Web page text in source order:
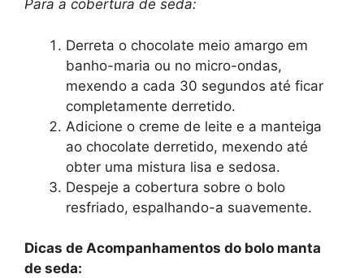
Para a cobertura de seda:
Derreta o chocolate meio amargo em
banho-maria ou no micro-ondas,
mexendo a cada 30 segundos até ficar
completamente derretido.
Adicione o creme de leite e a manteiga
ao chocolate derretido, mexendo até
obter uma mistura lisa e sedosa.
Despeje a cobertura sobre o bolo
resfriado, espalhando-a suavemente.
Dicas de Acompanhamentos do bolo manta
de seda: